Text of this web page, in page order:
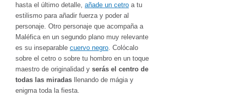
hasta el último detalle, añade un cetro a tu
estilismo para añadir fuerza y poder al
personaje. Otro personaje que acompaña a
Maléfica en un segundo plano muy relevante
es su inseparable cuervo negro . Colócalo
sobre el cetro o sobre tu hombro en un toque
maestro de originalidad y serás el centro de
todas las miradas llenando de mágia y
enigma toda la fiesta.